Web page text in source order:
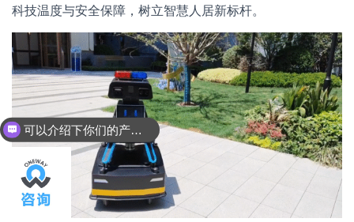
科技温度与安全保障，树立智慧人居新标杆。
你们是怎么收费的呢？